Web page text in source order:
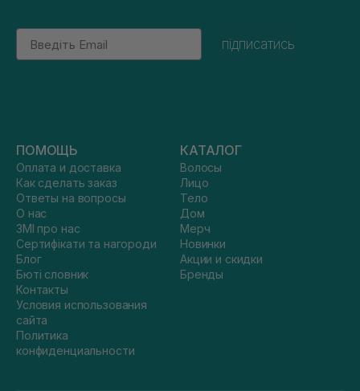
Email
підписатись
ПОМОЩЬ
Оплата и доставка
Как сделать заказ
Ответы на вопросы
О нас
ЗМІ про нас
Сертифікати та нагороди
Блог
Бюті словник
Контакты
Условия использования
сайта
Политика
конфиденциальности
КАТАЛОГ
Волосы
Лицо
Тело
Дом
Мерч
Новинки
Акции и скидки
Бренды